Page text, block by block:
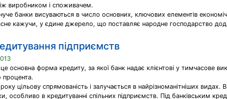
виробником і споживачем.
банки висуваються в число основних, ключових елементів
кажучи, у єдине джерело, що поставляє народне господарство
підприємств
основна форма кредиту, за якої банк надає клієнтові у тимчасове
процента.
цільову спрямованість і залучається в найрізноманітніших видах.
особливо в кредитуванні спільних підприємств. Під банківським